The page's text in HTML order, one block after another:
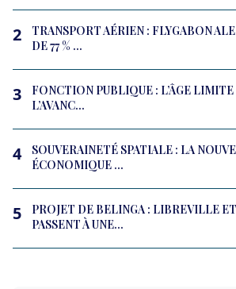
2
TRANSPORT AÉRIEN : FLYGABON
DE 77 % ...
3
FONCTION PUBLIQUE : L’ÂGE LIMITE
L’AVANC...
4
SOUVERAINETÉ SPATIALE : LA
ÉCONOMIQUE ...
5
PROJET DE BELINGA : LIBREVILLE
PASSENT À UNE...